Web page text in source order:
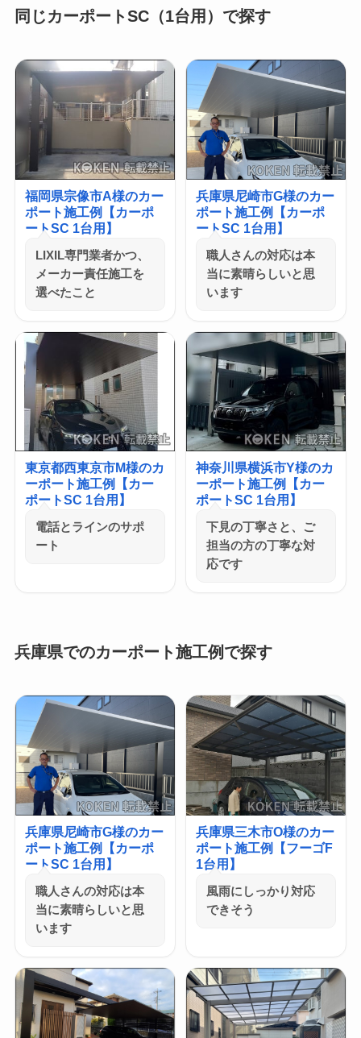
同じカーポートSC（1台用）で探す
福岡県宗像市A様のカー
ポート施工例【カーポ
ートSC 1台用】
LIXIL専門業者かつ、
メーカー責任施工を
選べたこと
兵庫県尼崎市G様のカー
ポート施工例【カーポ
ートSC 1台用】
職人さんの対応は本
当に素晴らしいと思
います
東京都西東京市M様のカ
ーポート施工例【カー
ポートSC 1台用】
電話とラインのサポ
ート
神奈川県横浜市Y様のカ
ーポート施工例【カー
ポートSC 1台用】
下見の丁寧さと、ご
担当の方の丁寧な対
応です
兵庫県でのカーポート施工例で探す
兵庫県尼崎市G様のカー
ポート施工例【カーポ
ートSC 1台用】
職人さんの対応は本
当に素晴らしいと思
います
兵庫県三木市O様のカー
ポート施工例【フーゴF
1台用】
風雨にしっかり対応
できそう